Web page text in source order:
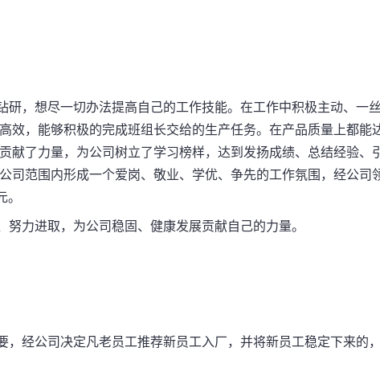
，想尽一切办法提高自己的工作技能。在工作中积极主动、一丝
效，能够积极的完成班组长交给的生产任务。在产品质量上都能
献了力量，为公司树立了学习榜样，达到发扬成绩、总结经验、引
司范围内形成一个爱岗、敬业、学优、争先的工作氛围，经公司
力进取，为公司稳固、健康发展贡献自己的力量。
经公司决定凡老员工推荐新员工入厂，并将新员工稳定下来的，